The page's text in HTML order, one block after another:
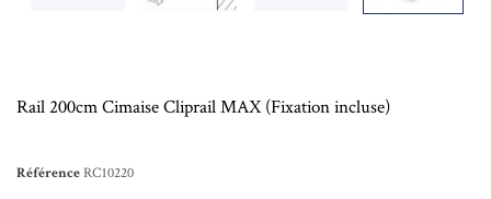
Rail 200cm Cimaise Cliprail MAX (Fixation incluse)
Référence RC10220